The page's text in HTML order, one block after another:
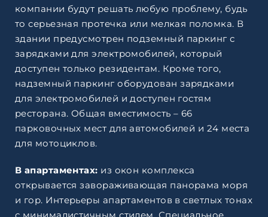
компании будут решать любую проблему, будь
то серьезная протечка или мелкая поломка. В
здании предусмотрен подземный паркинг с
зарядками для электромобилей, который
доступен только резидентам. Кроме того,
надземный паркинг оборудован зарядками
для электромобилей и доступен гостям
ресторана. Общая вместимость – 66
парковочных мест для автомобилей и 24 места
для мотоциклов.
В апартаментах: из окон комплекса
открывается завораживающая панорама моря
и гор. Интерьеры апартаментов в светлых тонах